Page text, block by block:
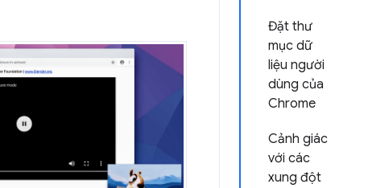
Đặt thư
mục dữ
liệu người
dùng của
Chrome
Cảnh giác
với các
xung đột